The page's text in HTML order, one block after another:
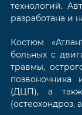
технологий.
разработана и
Костюм
больных с
травмы,
позвоночника
(ДЦП), а
(остеохондроз,